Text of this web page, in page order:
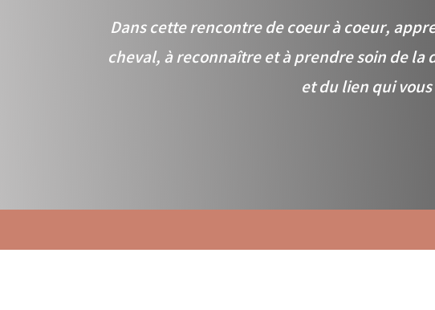
Dans cetterencontre de coeur à coeur,
cheval, à reconnaître et à prendre soin de
et du lien qui